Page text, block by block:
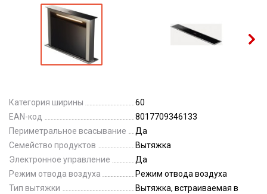
Категория ширины
60
EAN-код
8017709346133
Периметральное всасывание
Да
Семейство продуктов
Вытяжка
Электронное управление
Да
Режим отвода воздуха
Режим отвода воздуха
Тип вытяжки
Вытяжка, встраиваемая в